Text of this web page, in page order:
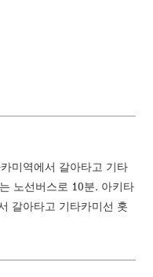
미역에서 갈아타고 기타
노선버스로 10분. 아키타
갈아타고 기타카미선 홋